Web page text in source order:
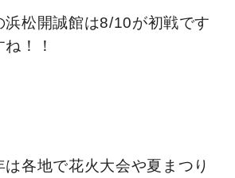
外壁
へのこだわり
浜松開誠館は8/10が初戦です
！！
は各地で花火大会や夏まつり